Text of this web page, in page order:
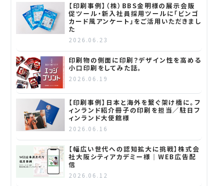
【印刷事例】（株）BBS金明様の展示会販
促ツール・新入社員採用ツールに「ビンゴ
カード風アンケート」をご活用いただきまし
た
2026.06.23
印刷物の側面に印刷？デザイン性を高める
小口印刷をしてみた話。
2026.06.19
【印刷事例】日本と海外を繋ぐ架け橋に。フ
ィンランド紹介冊子の印刷を担当／駐日フ
ィンランド大使館様
2026.06.16
【幅広い世代への認知拡大に挑戦】株式会
社大阪シティアカデミー様｜WEB広告配
信
2026.06.12